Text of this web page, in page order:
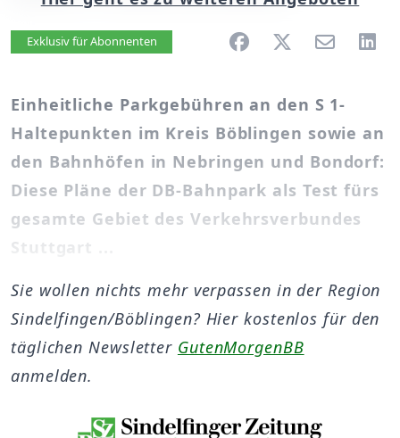
Artikel vorlesen
Exklusiv für Abonnenten
Einheitliche Parkgebühren an den S 1-
Haltepunkten im Kreis Böblingen sowie an
den Bahnhöfen in Nebringen und Bondorf:
Diese Pläne der DB-Bahnpark als Test fürs
gesamte Gebiet des Verkehrsverbundes
Stuttgart ...
Sie wollen nichts mehr verpassen in der Region
Sindelfingen/Böblingen? Hier kostenlos für den
täglichen Newsletter GutenMorgenBB
anmelden.